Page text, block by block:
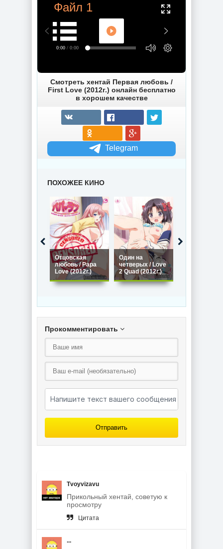
Файл 1
0:00 / 0:00
Смотреть хентай Первая любовь /
First Love (2012г.) онлайн бесплатно
в хорошем качестве
Telegram
ПОХОЖЕЕ КИНО
Отцовская
любовь / Papa
Love (2012г.)
Один на
четверых / Love
2 Quad (2012г.)
Прокомментировать
Отправить
Tvoyvizavu
Прикольный хентай, советую к
просмотру
Цитата
...